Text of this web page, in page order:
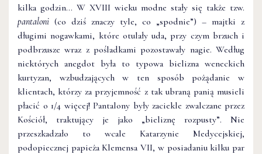
kilka godzin… W XVIII wieku modne stały się także tzw.
pantaloni (co dziś znaczy tyle, co „spodnie”) – majtki z
długimi nogawkami, które otulały uda, przy czym brzuch i
podbrzusze wraz z pośladkami pozostawały nagie. Według
niektórych anegdot była to typowa bielizna weneckich
kurtyzan, wzbudzających w ten sposób pożądanie w
klientach, którzy za przyjemność z tak ubraną panią musieli
płacić o 1/4 więcej! Pantalony były zaciekle zwalczane przez
Kościół, traktujący je jako „bieliznę rozpusty”. Nie
przeszkadzało to wcale Katarzynie Medycejskiej,
podopiecznej papieża Klemensa VII, w posiadaniu kilku par